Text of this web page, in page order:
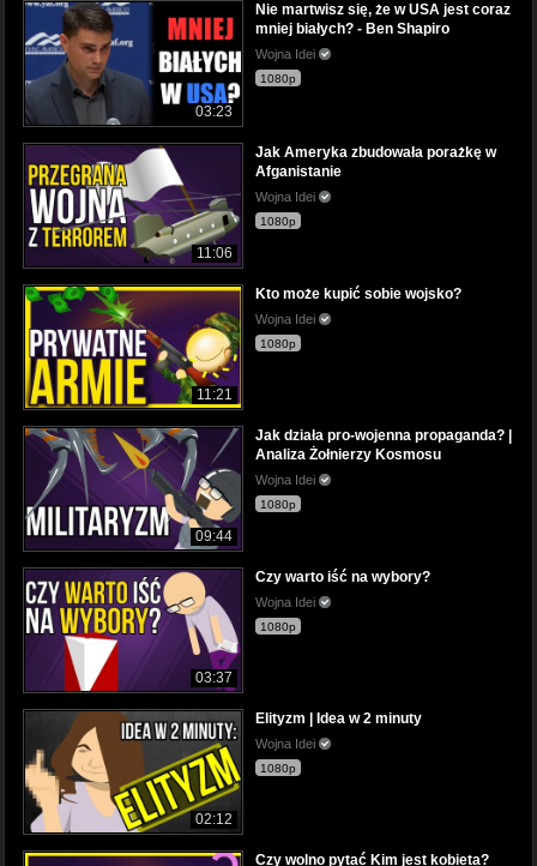
03:23
Nie martwisz się, że w USA jest coraz
mniej białych? - Ben Shapiro
Wojna Idei
1080p
11:06
Jak Ameryka zbudowała porażkę w
Afganistanie
Wojna Idei
1080p
11:21
Kto może kupić sobie wojsko?
Wojna Idei
1080p
09:44
Jak działa pro-wojenna propaganda? |
Analiza Żołnierzy Kosmosu
Wojna Idei
1080p
03:37
Czy warto iść na wybory?
Wojna Idei
1080p
02:12
Elityzm | Idea w 2 minuty
Wojna Idei
1080p
Czy wolno pytać Kim jest kobieta?